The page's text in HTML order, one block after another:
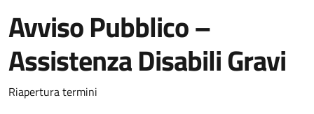
Avviso Pubblico –
Assistenza Disabili Gravi
Dettagli del documento
Riapertura termini